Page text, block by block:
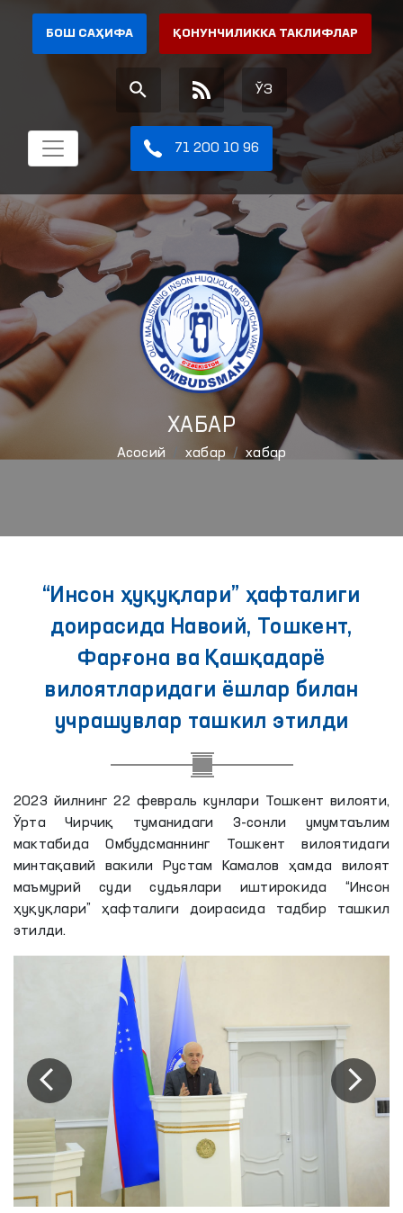
БОШ САҲИФА ҚОНУНЧИЛИККА ТАКЛИФЛАР
ЎЗ
71 200 10 96
ХАБАР
Aсосий хабар хабар
“Инсон ҳуқуқлари” ҳафталиги
доирасида Навоий, Тошкент,
Фарғона ва Қашқадарё
вилоятларидаги ёшлар билан
учрашувлар ташкил этилди
2023 йилнинг 22 февраль кунлари Тошкент вилояти,
Ўрта Чирчиқ туманидаги 3-сонли умумтаълим
мактабида Омбудсманнинг Тошкент вилоятидаги
минтақавий вакили Рустам Камалов ҳамда вилоят
маъмурий суди судьялари иштирокида “Инсон
ҳуқуқлари” ҳафталиги доирасида тадбир ташкил
этилди.